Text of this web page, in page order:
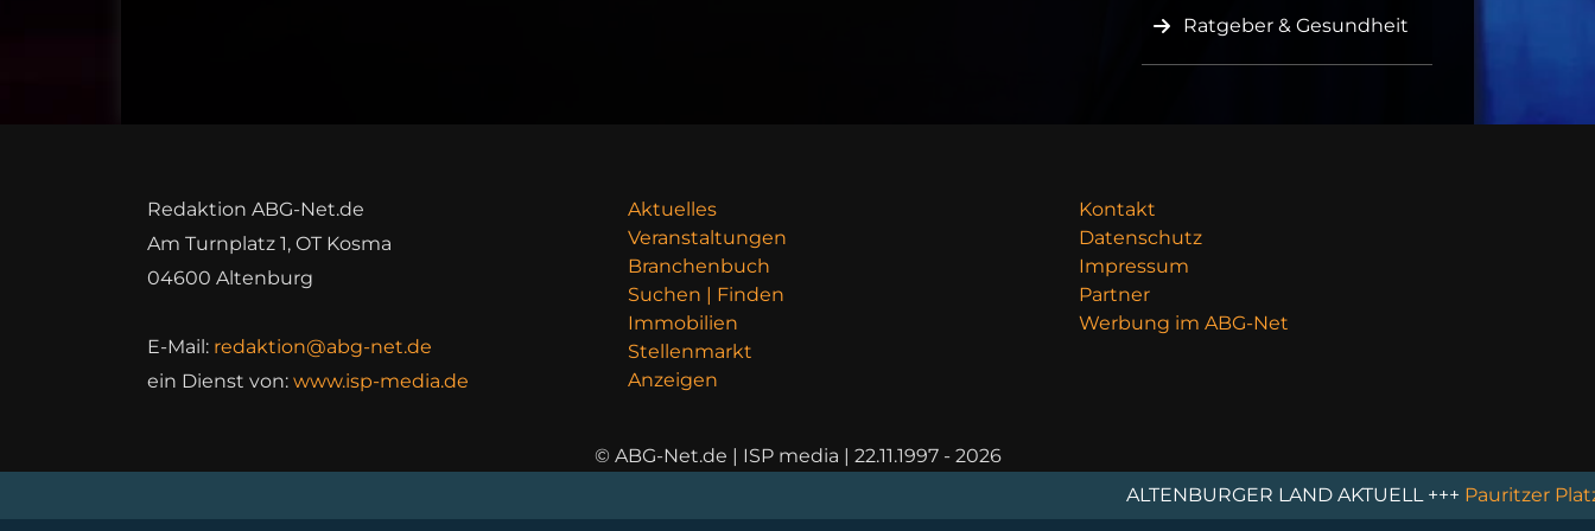
Ratgeber & Gesundheit
Redaktion ABG-Net.de
Am Turnplatz 1, OT Kosma
04600 Altenburg
E-Mail: redaktion@abg-net.de
ein Dienst von: www.isp-media.de
Aktuelles
Veranstaltungen
Branchenbuch
Suchen | Finden
Immobilien
Stellenmarkt
Anzeigen
Kontakt
Datenschutz
Impressum
Partner
Werbung im ABG-Net
© ABG-Net.de | ISP media | 22.11.1997 - 2026
ALTENBURGER LAND AKTUELL +++Pauritzer Platz wird